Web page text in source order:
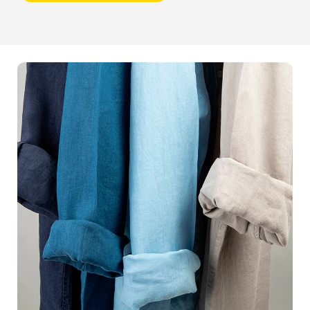
simples photos; ils sont la vitrine de votremarqueet de
sa
qualité irréprochable
. Avec notre expertise, vos
produits captivent immédiatement, engagent vos clients
et les incitent à ajouter au panier.Imaginez le scénario :
un prospect se balade sur votre site, attiré par vos
descriptions écrites, mais c'est en voyant des
professionnelles et percutantes
que sa décision
d'achat se concrétise. Nos packshots sont conçus pour
transformer ce scénario en réalité. Chaque photo est
travaillée minutieusement pour mettre en valeur les
meilleures caractéristiques de vos produits, créant une
expérience visuelle inoubliable.Vos articles méritent
de briller sous leur meilleur jour, et nous possédons
l'expertise nécessaire pour les faire rayonner. Vous vous
occupez de développer un produit exceptionnel, nous